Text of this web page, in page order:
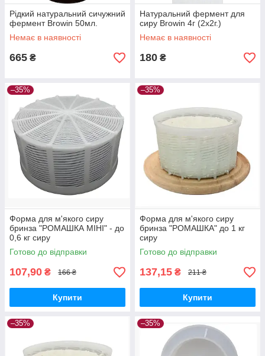
Рідкий натуральний сичужний
фермент Browin 50мл.
Немає в наявності
665 ₴
Натуральний фермент для
сиру Browin 4г (2х2г.)
Немає в наявності
180 ₴
–35%
Форма для м'якого сиру
бринза "РОМАШКА МІНІ" - до
0,6 кг сиру
Готово до відправки
107,90 ₴ 166 ₴
Купити
–35%
Форма для м'якого сиру
бринза "РОМАШКА" до 1 кг
сиру
Готово до відправки
137,15 ₴ 211 ₴
Купити
–35% –35%